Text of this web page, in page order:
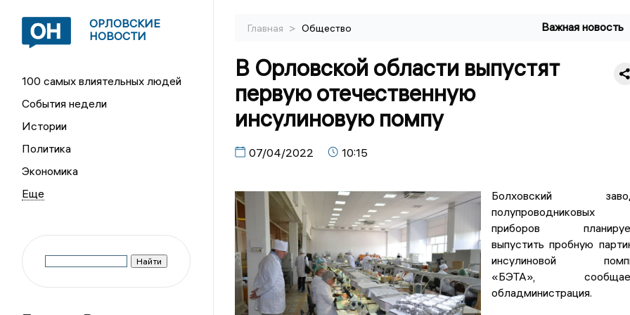
ОРЛОВСКИЕ
НОВОСТИ
100 самых влиятельных людей
События недели
Истории
Политика
Экономика
Главная > Общество Важная новость
В Орловской области выпустят
первую отечественную
инсулиновую помпу
07/04/2022 10:15
Болховский
полупроводниковых
приборов
выпустить пробную
инсулиновой
«БЭТА»,
обладминистрация.